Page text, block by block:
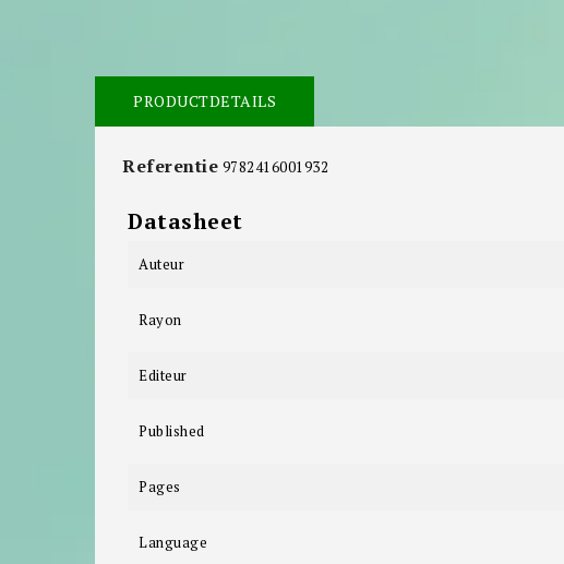
PRODUCTDETAILS
Referentie 9782416001932
Datasheet
Auteur
Rayon
Editeur
Published
Pages
Language